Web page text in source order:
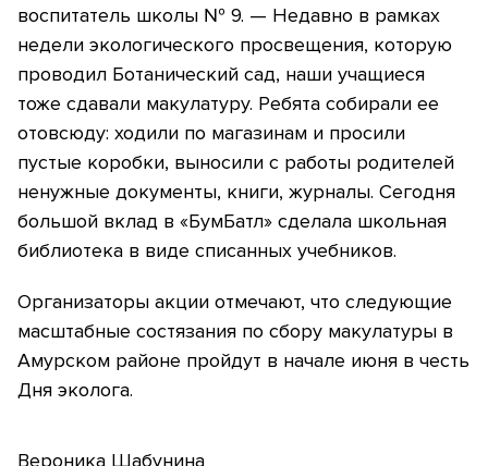
воспитатель школы № 9. — Недавно в рамках
недели экологического просвещения, которую
проводил Ботанический сад, наши учащиеся
тоже сдавали макулатуру. Ребята собирали ее
отовсюду: ходили по магазинам и просили
пустые коробки, выносили с работы родителей
ненужные документы, книги, журналы. Сегодня
большой вклад в «БумБатл» сделала школьная
библиотека в виде списанных учебников.
Организаторы акции отмечают, что следующие
масштабные состязания по сбору макулатуры в
Амурском районе пройдут в начале июня в честь
Дня эколога.
Вероника Шабунина